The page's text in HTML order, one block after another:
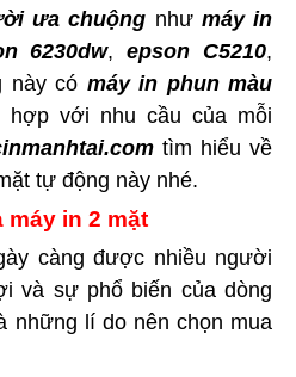
ưa chuộng như máy in
6230dw,epson C5210,
này có máy in phun màu
với nhu cầu của mỗi
tìm hiểu về
tự động này nhé.
máy in 2 mặt
càng được nhiều người
và sự phổ biến của dòng
những lí do nên chọn mua